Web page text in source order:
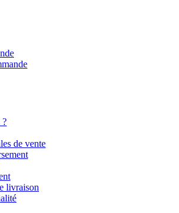
?
de vente
livraison